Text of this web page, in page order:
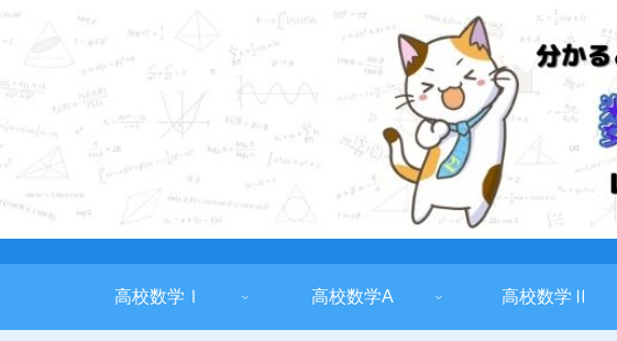
高校数学Ⅰ 高校数学A 高校数学Ⅱ